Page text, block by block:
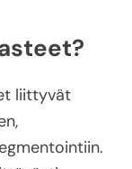
liittyvät